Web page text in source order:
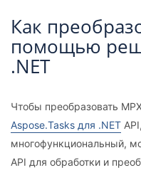
Как
помощью
.NET
Чтобы преобразовать
Aspose.Tasks для .NET
многофункциональный,
API для обработки и